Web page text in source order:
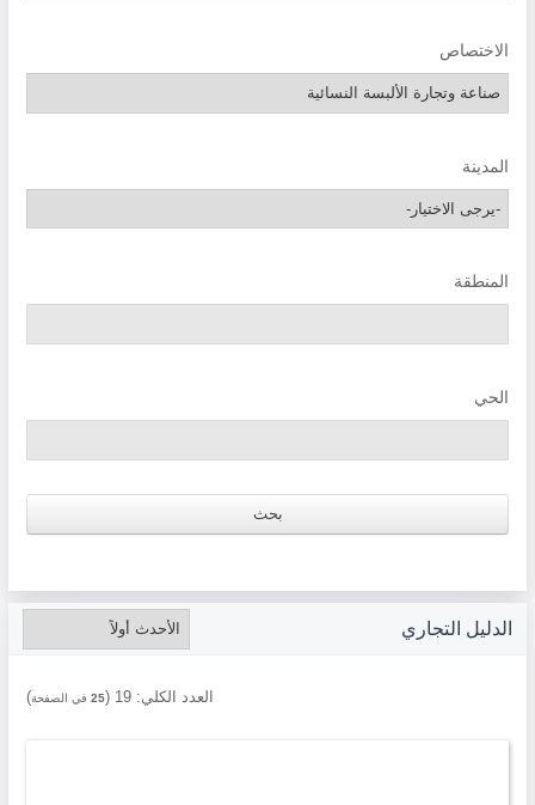
الاختصاص
المدينة
المنطقة
الحي
الدليل التجاري
العدد الكلي:19
(
25 في الصفحة)